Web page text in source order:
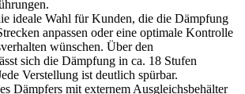
ideale Wahl für Kunden, die die Dämpfung
anpassen oder eine optimale Kontrolle
wünschen. Über den
sich die Dämpfung in ca. 18 Stufen
Verstellung ist deutlich spürbar.
Dämpfers mit externem Ausgleichsbehälter